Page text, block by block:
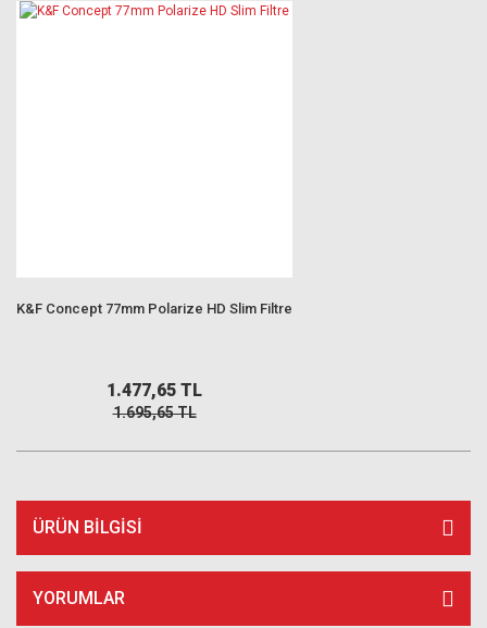
K&F Concept 77mm Polarize HD Slim Filtre
1.477,65 TL
1.695,65 TL
ÜRÜN BILGISI
YORUMLAR